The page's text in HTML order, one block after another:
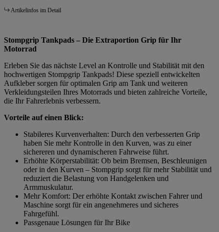
Artikelinfos im Detail
Stompgrip Tankpads – Die Extraportion Grip für Ihr
Motorrad
Erleben Sie das nächste Level an Kontrolle und Stabilität mit den
hochwertigen Stompgrip Tankpads! Diese speziell entwickelten
Aufkleber sorgen für optimalen Grip am Tank und weiteren
Verkleidungsteilen Ihres Motorrads und bieten zahlreiche Vorteile,
die Ihr Fahrerlebnis verbessern.
Vorteile auf einen Blick:
Stabileres Kurvenverhalten: Durch den verbesserten Grip
haben Sie mehr Kontrolle in den Kurven, was zu einer
sichereren und dynamischeren Fahrweise führt.
Erhöhte Körperstabilität: Ob beim Bremsen, Beschleunigen
oder in den Kurven – Stompgrip sorgt für mehr Stabilität und
reduziert die Belastung von Handgelenken und
Armmuskulatur.
Mehr Komfort: Der erhöhte Kontakt zwischen Fahrer und
Maschine sorgt für ein angenehmeres und sicheres
Fahrgefühl.
Passgenaue Lösungen für Ihr Bike